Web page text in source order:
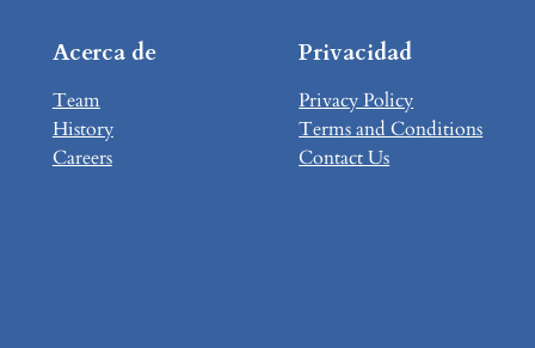
Acerca de
Team
History
Careers
Privacidad
Privacy Policy
Terms and Conditions
Contact Us